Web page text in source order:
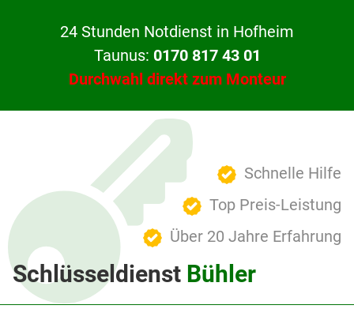
24 Stunden Notdienst in Hofheim
Taunus: 0170 817 43 01
Durchwahl direkt zum Monteur
Schnelle Hilfe
Top Preis-Leistung
Über 20 Jahre Erfahrung
Schlüsseldienst Bühler